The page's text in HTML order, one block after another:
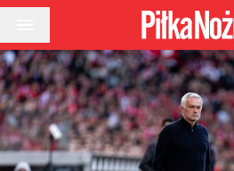
Przejdź do treści